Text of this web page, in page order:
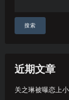
搜索
近期文章
关之琳被曝恋上